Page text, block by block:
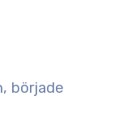
började